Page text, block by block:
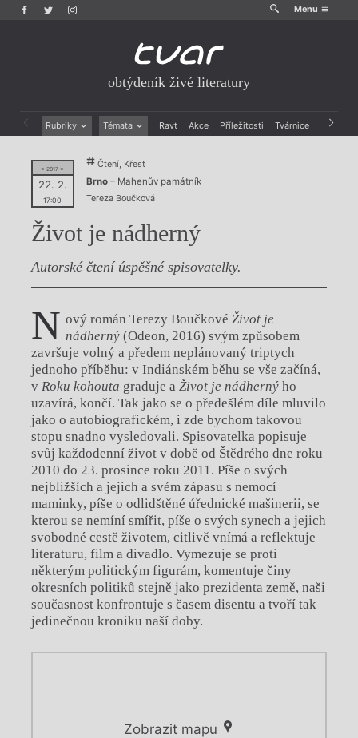
Menu
obtýdeník živé literatury
Rubriky Témata Ravt Akce Příležitosti Tvárnice Archiv
Drobná publicistika
Esejistika
Recenze a reflexe
Rozhovory
Právě vychází
Mauzoleum
Divadlo
Dokument
= 2017 =
22. 2.
17:00
Čtení, Křest
Brno– Mahenův památník
Tereza Boučková
Život je nádherný
Autorské čtení úspěšné spisovatelky.
N ový román Terezy Boučkové Život je
nádherný (Odeon, 2016) svým způsobem
završuje volný a předem neplánovaný triptych
jednoho příběhu: v Indiánském běhu se vše začíná,
v Roku kohouta graduje a Život je nádhernýho
uzavírá, končí. Tak jako se o předešlém díle mluvilo
jako o autobiografickém, i zde bychom takovou
stopu snadno vysledovali. Spisovatelka popisuje
svůj každodenní život v době od Štědrého dne roku
2010 do 23. prosince roku 2011. Píše o svých
nejbližších a jejich a svém zápasu s nemocí
maminky, píše o odlidštěné úřednické mašinerii, se
kterou se nemíní smířit, píše o svých synech a jejich
svobodné cestě životem, citlivě vnímá a reflektuje
literaturu, film a divadlo. Vymezuje se proti
některým politickým figurám, komentuje činy
okresních politiků stejně jako prezidenta země, naši
současnost konfrontuje s časem disentu a tvoří tak
jedinečnou kroniku naší doby.
Zobrazit mapu